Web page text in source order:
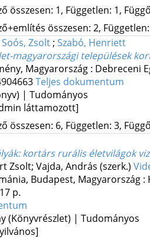
összesen: 1, Független: 1,
összesen: 2,
Soós, Zsolt; Szabó, Henriett
magyarországi települések
Magyarország : Debreceni
Teljes dokumentum
| Tudományos
láttamozott]
összesen: 6, Független: 3,
kortárs rurális életvilágok
Zsolt; Vajda, András (szerk.)
Budapest, Magyarország :
p.
(Könyvrészlet) | Tudományos